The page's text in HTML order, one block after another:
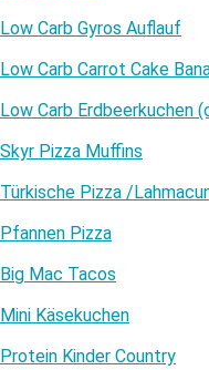
Low Carb Gyros Auflauf
Low Carb Carrot Cake
Low Carb Erdbeerkuchen
Skyr Pizza Muffins
Türkische Pizza /​
Pfannen Pizza
Big Mac Tacos
Mini Käsekuchen
Protein Kinder Country